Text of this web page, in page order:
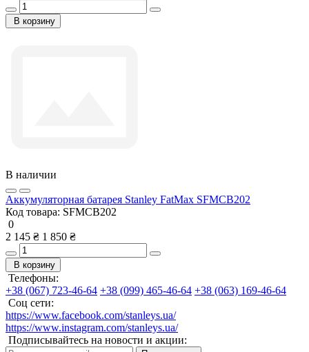
В корзину
В наличии
Аккумуляторная батарея Stanley FatMax SFMCB202
Код товара: SFMCB202
0
2 145 ₴ 1 850 ₴
В корзину
Телефоны:
+38 (067) 723-46-64 +38 (099) 465-46-64 +38 (063) 169-46-64
Соц сети:
https://www.facebook.com/stanleys.ua/
https://www.instagram.com/stanleys.ua/
Подписывайтесь на новости и акции: